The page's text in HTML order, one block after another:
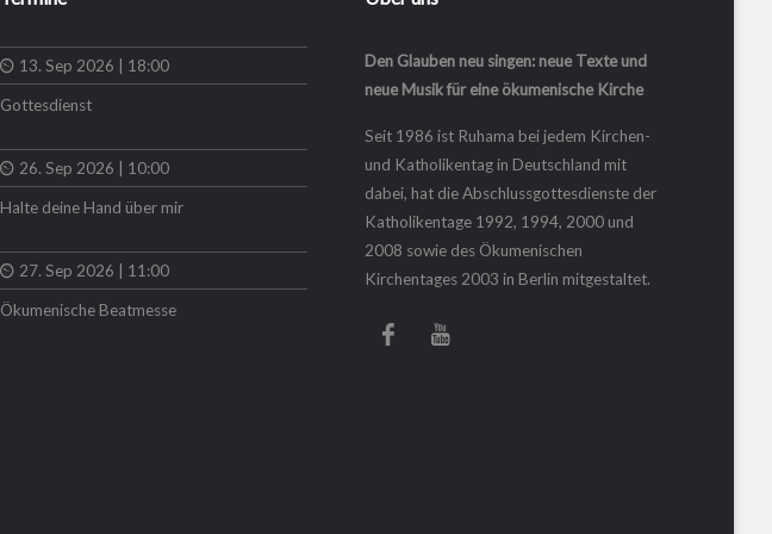
13. Sep 2026 | 18:00
Gottesdienst
26. Sep 2026 | 10:00
Halte deine Hand über mir
27. Sep 2026 | 11:00
Ökumenische Beatmesse
Den Glauben neu singen: neue Texte und
neue Musik für eine ökumenische Kirche
Seit 1986 ist Ruhama bei jedem Kirchen-
und Katholikentag in Deutschland mit
dabei, hat die Abschlussgottesdienste der
Katholikentage 1992, 1994, 2000 und
2008 sowie des Ökumenischen
Kirchentages 2003 in Berlin mitgestaltet.